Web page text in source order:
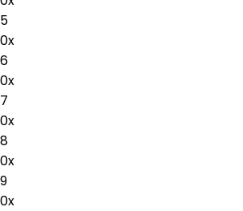
5
0x
6
0x
7
0x
8
0x
9
0x